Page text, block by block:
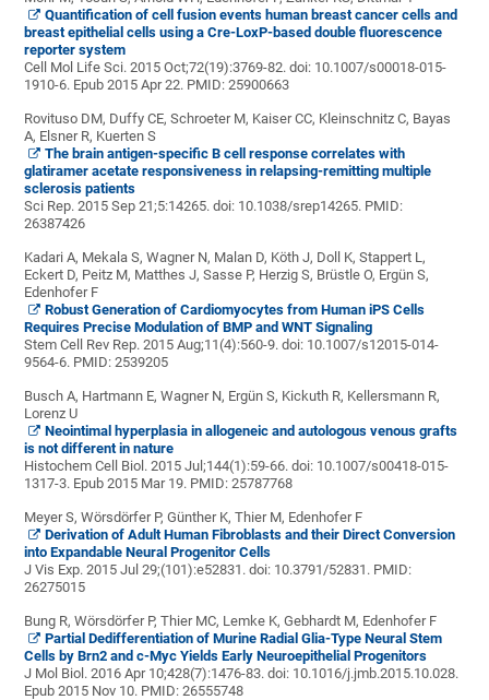
Quantification of cell fusion events human breast cancer cells and
breast epithelial cells using a Cre-LoxP-based double fluorescence
reporter system
Cell Mol Life Sci. 2015 Oct;72(19):3769-82. doi: 10.1007/s00018-015-
1910-6. Epub 2015 Apr 22. PMID:25900663
Rovituso DM, Duffy CE, Schroeter M, Kaiser CC, Kleinschnitz C, Bayas
A, Elsner R, Kuerten S
The brain antigen-specific B cell response correlates with
glatiramer acetate responsiveness in relapsing-remitting multiple
sclerosis patients
Sci Rep. 2015 Sep 21;5:14265. doi: 10.1038/srep14265. PMID:
26387426
Kadari A, Mekala S, Wagner N, Malan D, Köth J, Doll K, Stappert L,
Eckert D, Peitz M, Matthes J, Sasse P, Herzig S, Brüstle O, Ergün S,
Edenhofer F
Robust Generation of Cardiomyocytes from Human iPS Cells
Requires Precise Modulation of BMP and WNT Signaling
Stem Cell Rev Rep. 2015 Aug;11(4):560-9. doi: 10.1007/s12015-014-
9564-6. PMID:2539205
Busch A, Hartmann E, Wagner N, Ergün S, Kickuth R, Kellersmann R,
Lorenz U
Neointimal hyperplasia in allogeneic and autologous venous grafts
is not different in nature
Histochem Cell Biol. 2015 Jul;144(1):59-66. doi: 10.1007/s00418-015-
1317-3. Epub 2015 Mar 19. PMID:25787768
Meyer S, Wörsdörfer P, Günther K, Thier M, Edenhofer F
Derivation of Adult Human Fibroblasts and their Direct Conversion
into Expandable Neural Progenitor Cells
J Vis Exp. 2015 Jul 29;(101):e52831. doi: 10.3791/52831. PMID:
26275015
Bung R, Wörsdörfer P, Thier MC, Lemke K, Gebhardt M, Edenhofer F
Partial Dedifferentiation of Murine Radial Glia-Type Neural Stem
Cells by Brn2 and c-Myc Yields Early Neuroepithelial Progenitors
J Mol Biol. 2016 Apr 10;428(7):1476-83. doi: 10.1016/j.jmb.2015.10.028.
Epub 2015 Nov 10. PMID:26555748